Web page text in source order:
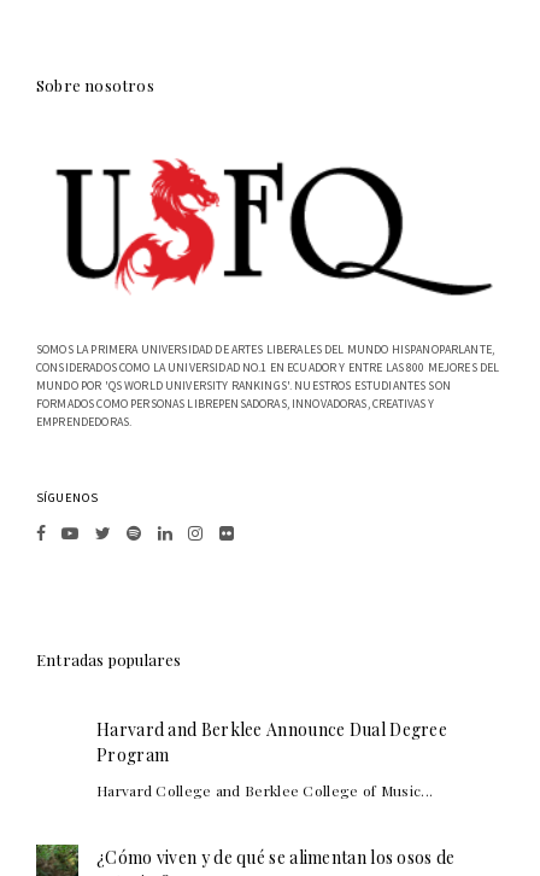
Sobre nosotros
SOMOS LA PRIMERA UNIVERSIDAD DE ARTES LIBERALES DEL MUNDO HISPANOPARLANTE,
CONSIDERADOS COMO LA UNIVERSIDAD NO.1 EN ECUADOR Y ENTRE LAS 800 MEJORES DEL
MUNDO POR 'QS WORLD UNIVERSITY RANKINGS'. NUESTROS ESTUDIANTES SON
FORMADOS COMO PERSONAS LIBREPENSADORAS, INNOVADORAS, CREATIVAS Y
EMPRENDEDORAS.
SÍGUENOS
Entradas populares
Harvard and Berklee Announce Dual Degree
Program
Harvard College and Berklee College of Music...
¿Cómo viven y de qué se alimentan los osos de